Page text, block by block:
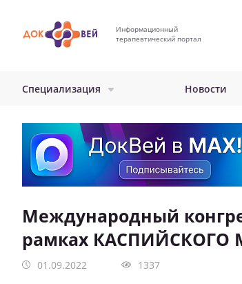
основному
содержанию
Информационный
терапевтический портал
Специализация Новости
Международный
рамках
01.09.2022 1337